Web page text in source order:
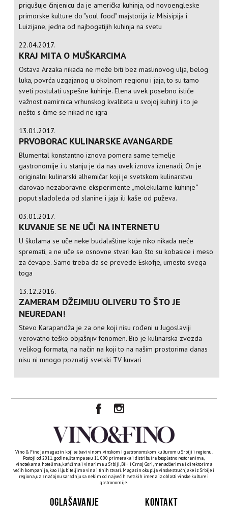
prigušuje činjenicu da je američka kuhinja, od novoengleske
primorske kulture do "soul food" majstorija iz Misisipija i
Luizijane, jedna od najbogatijih kuhinja na svetu
22.04.2017.
KRAJ MITA O MUŠKARCIMA
Ostava Arzaka nikada ne može biti bez maslinovog ulja, belog
luka, povrća uzgajanog u okolnom regionu i jaja, to su tamo
sveti postulati uspešne kuhinje. Elena uvek posebno ističe
važnost namirnica vrhunskog kvaliteta u svojoj kuhinji i to je
nešto s čime se nikad ne igra
13.01.2017.
PRVOBORAC KULINARSKE AVANGARDE
Blumental konstantno iznova pomera same temelje
gastronomije i u stanju je da nas uvek iznova iznenadi, On je
originalni kulinarski alhemičar koji je svetskom kulinarstvu
darovao nezaboravne eksperimente „molekularne kuhinje“
poput sladoleda od slanine i jaja ili kaše od puževa.
03.01.2017.
KUVANJE SE NE UČI NA INTERNETU
U školama se uče neke budalaštine koje niko nikada neće
spremati, a ne uče se osnovne stvari kao što su kobasice i meso
za ćevape. Samo treba da se prevede Eskofje, umesto svega
toga
13.12.2016.
ZAMERAM DŽEJMIJU OLIVERU TO ŠTO JE
NEUREDAN!
Stevo Karapandža je za one koji nisu rođeni u Jugoslaviji
verovatno teško objašnjiv fenomen. Bio je kulinarska zvezda
velikog formata, na način na koji to na našim prostorima danas
nisu ni mnogo poznatiji svetski TV kuvari
Vino & Fino je magazin koji se bavi vinom, vinskom i gastronomskom kulturom u Srbiji i regionu.
Postoji od 2011. godine, štampa se u 11 000 primeraka i distribuira besplatno restoranima,
vinotekama, hotelima, kafićima i vinarima u Srbiji, BiH i Crnoj Gori, menadžerima i direktorima
većih kompanija, kao i ljubiteljima vina i finih stvari. Magazin okuplja vinske stručnjake iz Srbije i
regiona, uz značajnu saradnju sa nekim od najvećih svetskih imena iz oblasti vinske kulture i
gastronomije.
OGLAŠAVANJE KONTAKT